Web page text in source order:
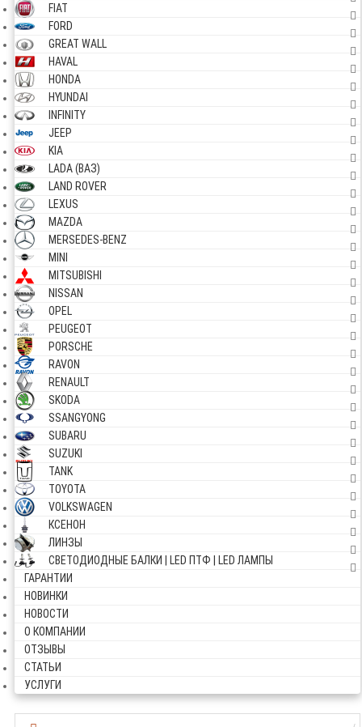
FIAT
FORD
GREAT WALL
HAVAL
HONDA
HYUNDAI
INFINITY
JEEP
KIA
LADA (ВАЗ)
LAND ROVER
LEXUS
MAZDA
MERSEDES-BENZ
MINI
MITSUBISHI
NISSAN
OPEL
PEUGEOT
PORSCHE
RAVON
RENAULT
SKODA
SSANGYONG
SUBARU
SUZUKI
TANK
TOYOTA
VOLKSWAGEN
КСЕНОН
ЛИНЗЫ
СВЕТОДИОДНЫЕ БАЛКИ | LED ПТФ | LED ЛАМПЫ
ГАРАНТИИ
НОВИНКИ
НОВОСТИ
О КОМПАНИИ
ОТЗЫВЫ
СТАТЬИ
УСЛУГИ